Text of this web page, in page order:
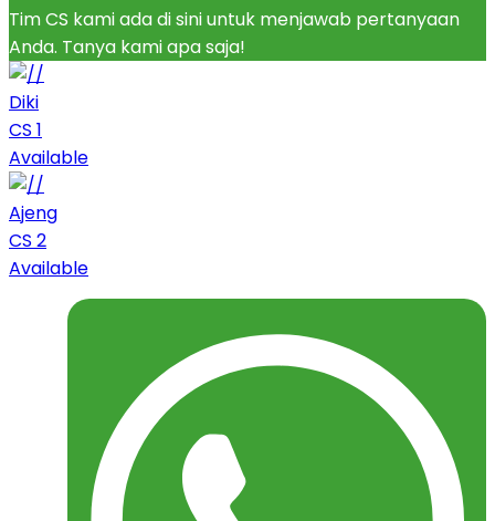
Tim CS kami ada di sini untuk menjawab pertanyaan
Anda. Tanya kami apa saja!
Diki
CS 1
Available
Ajeng
CS 2
Available